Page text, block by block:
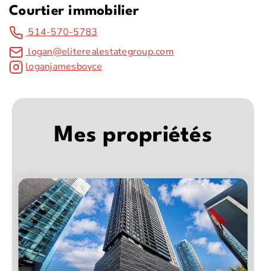
Courtier immobilier
514-570-5783
logan@eliterealestategroup.com
loganjamesboyce
Mes propriétés